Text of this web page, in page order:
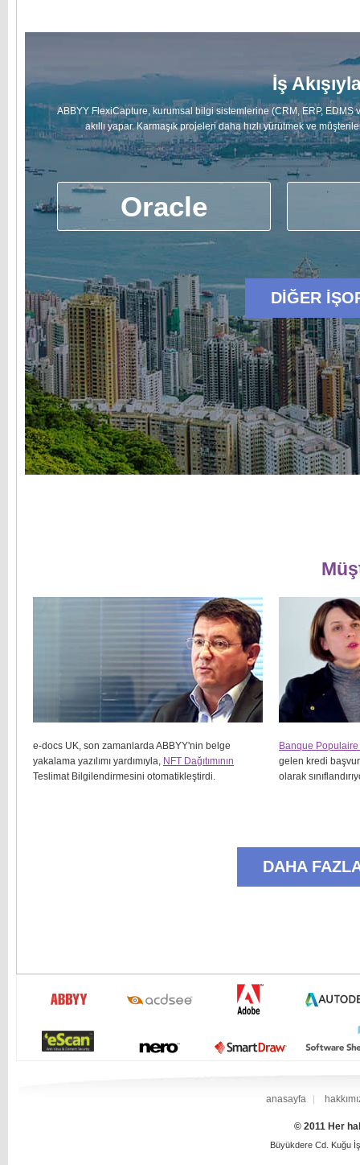
İş
ABBYY FlexiCapture, kurumsal bilgi sistemlerine (CRM, ERP,
akıllı yapar. Karmaşık projeleri daha hızlı yürütmek ve
Oracle
DİĞER
e-docs UK, son zamanlarda ABBYY'nin belge
yakalama yazılımı yardımıyla, NFT Dağıtımının
Teslimat Bilgilendirmesini otomatikleştirdi.
Banque Populaire
gelen kredi
olarak
DAHA
anasayfa
© 2011 Her
Büyükdere Cd. Kuğu